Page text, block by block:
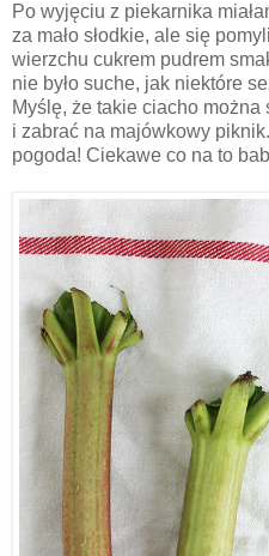
Po wyjęciu z piekarnika
za mało słodkie, ale się
wierzchu cukrem pudrem
nie było suche, jak niektóre
Myślę, że takie ciacho można
i zabrać na majówkowy
pogoda! Ciekawe co na to